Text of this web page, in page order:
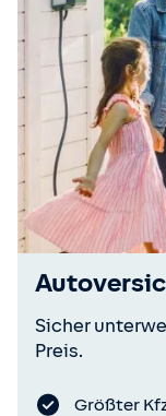
Sicher
Preis.
Größter